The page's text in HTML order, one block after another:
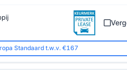
Standaard t.w.v. €167